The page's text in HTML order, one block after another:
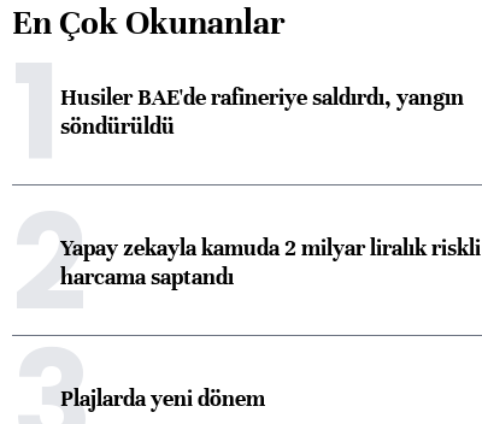
En Çok Okunanlar
1Husiler BAE'de rafineriye saldırdı, yangın
söndürüldü
2Yapay zekayla kamuda 2 milyar liralık riskli
harcama saptandı
Plajlarda yeni dönem